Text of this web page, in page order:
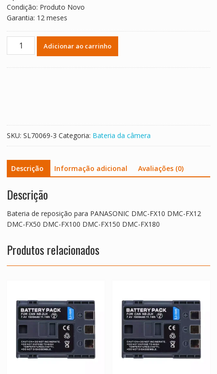
Condição: Produto Novo
Garantia: 12 meses
Bateria
FX12
DMC-
FX50
DMC-
FX100
DMC-
FX150
DMC-
FX180
quantidade
Adicionar ao carrinho
SKU: SL70069-3 Categoria: Bateria da câmera
Descrição Informação adicional Avaliações (0)
Descrição
Bateria de reposição para PANASONIC DMC-FX10 DMC-FX12
DMC-FX50 DMC-FX100 DMC-FX150 DMC-FX180
Produtos relacionados